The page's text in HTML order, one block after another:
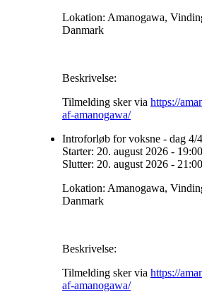
Lokation: Amanogawa,
Danmark
Beskrivelse:
Tilmelding sker via https://
af-amanogawa/
Introforløb for voksne - dag 4/4
Starter: 20. august 2026 - 19:00
Slutter: 20. august 2026 - 21:00
Lokation: Amanogawa,
Danmark
Beskrivelse:
Tilmelding sker via https://
af-amanogawa/